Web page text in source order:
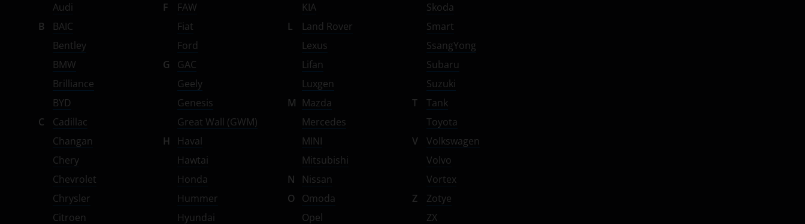
Tank
Toyota
Volkswagen
Volvo
Vortex
Zotye
ZX
ВАЗ (LADA)
ГАЗ
Audi
B
BAIC
Bentley
BMW
Brilliance
BYD
C
Cadillac
Changan
Chery
Chevrolet
Chrysler
Citroen
F
FAW
Fiat
Ford
G
GAC
Geely
Genesis
Great Wall (GWM)
H
Haval
Hawtai
Honda
Hummer
Hyundai
KIA
L
Land Rover
Lexus
Lifan
Luxgen
M Mazda
Mercedes
MINI
Mitsubishi
N
Nissan
O
Omoda
Opel
Skoda
Smart
SsangYong
Subaru
Suzuki
T
Tank
Toyota
V
Volkswagen
Volvo
Vortex
Z
Zotye
ZX